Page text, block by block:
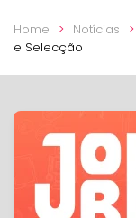
Home Notícias
e Selecção